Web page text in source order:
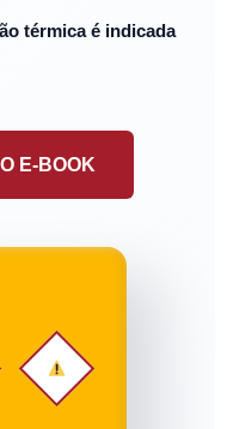
térmica é indicada
E-BOOK